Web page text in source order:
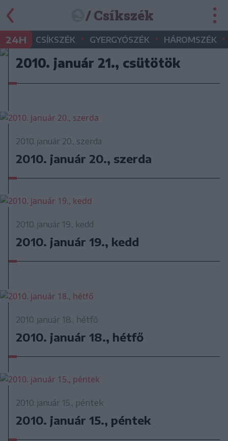
/ Csíkszék
24H CSÍKSZÉK • GYERGYÓSZÉK • HÁROMSZÉK •
2010. január 21., csütötök
2010. január 20., szerda
2010. január 20., szerda
2010. január 19., kedd
2010. január 19., kedd
2010. január 18., hétfő
2010. január 18., hétfő
2010. január 15., péntek
2010. január 15., péntek